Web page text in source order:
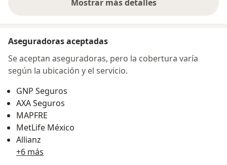
Mostrar más detalles
sobre la dirección
Aseguradoras aceptadas
Se aceptan aseguradoras, pero la cobertura varía
según la ubicación y el servicio.
GNP Seguros
AXA Seguros
MAPFRE
MetLife México
Allianz
+6 más